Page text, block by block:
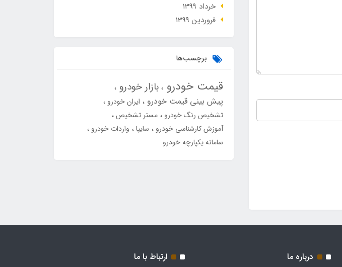
خرداد 1399
فروردین 1399
برچسب‌ها
قیمت خودرو بازار خودرو
پیش بینی قیمت خودرو ایران خودرو
تشخیص رنگ خودرو مستر تشخیص
آموزش کارشناسی خودرو سایپا واردات خودرو
سامانه یکپارچه خودرو
درباره ما ارتباط با ما